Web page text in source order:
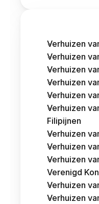
Verhuizen
Verhuizen
Verhuizen
Verhuizen
Verhuizen
Verhuizen
Filipijnen
Verhuizen
Verhuizen
Verhuizen
Verenigd
Verhuizen
Verhuizen